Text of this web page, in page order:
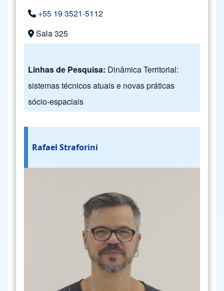
+55 19 3521-5112
Sala 325
Linhas de Pesquisa: Dinâmica Territorial:
sistemas técnicos atuais e novas práticas
sócio-espaciais
Rafael Straforini